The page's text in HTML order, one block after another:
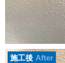
施工後 After